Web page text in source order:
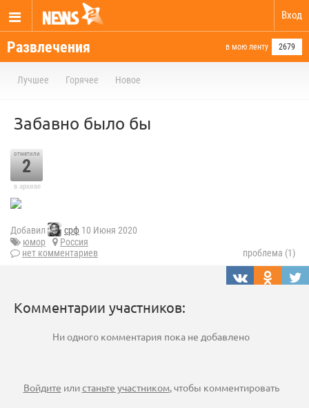
Вход
Развлечения в мою ленту 2679
Лучшее Горячее Новое
Забавно было бы
отметили
2
в архиве
Добавил срф 10 Июня 2020
юмор
Россия
нет комментариев
проблема (1)
Комментарии участников:
Ни одного комментария пока не добавлено
Войдите илистаньте участником, чтобы комментировать